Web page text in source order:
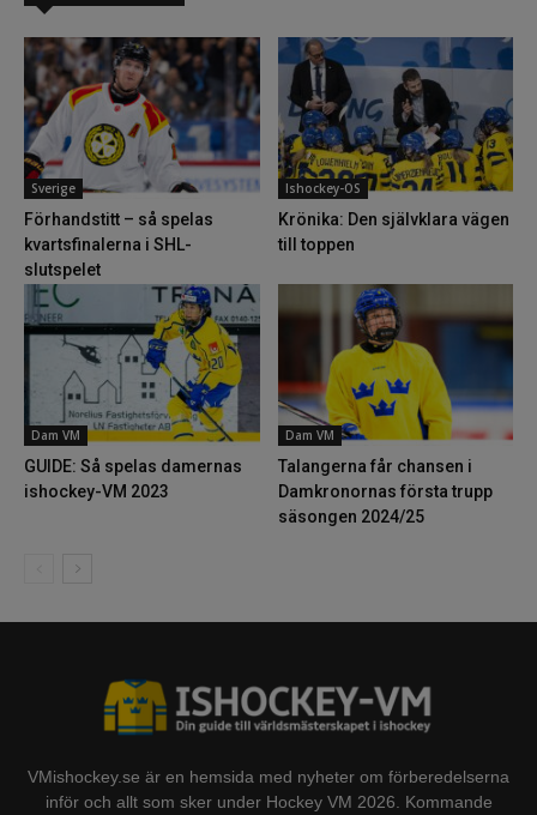
Sverige
Förhandstitt – så spelas
kvartsfinalerna i SHL-
slutspelet
Ishockey-OS
Krönika: Den självklara vägen
till toppen
Dam VM
GUIDE: Så spelas damernas
ishockey-VM 2023
Dam VM
Talangerna får chansen i
Damkronornas första trupp
säsongen 2024/25
VMishockey.se är en hemsida med nyheter om förberedelserna
inför och allt som sker under Hockey VM 2026. Kommande